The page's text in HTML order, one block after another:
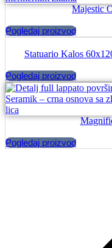
Majestic
Pogledaj proizvod
Statuario Kalos
Pogledaj proizvod
Pogledaj proizvod